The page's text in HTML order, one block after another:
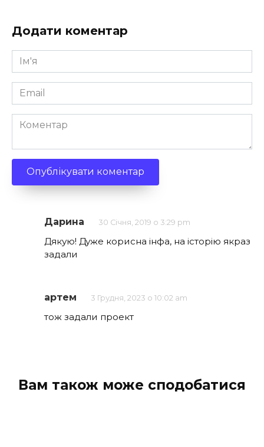
Додати коментар
Ім'я
*
Email
*
Коментар
Дарина 30 Січня, 2019 о 3:29 pm
Дякую! Дуже корисна інфа, на історію якраз
задали
артем 3 Грудня, 2023 о 10:02 am
тож задали проект
Вам також може сподобатися